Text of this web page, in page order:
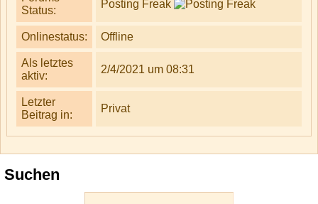
Status:
Posting Freak
Onlinestatus: Offline
Als letztes
aktiv:
2/4/2021 um 08:31
Letzter
Beitrag in:
Privat
Suchen